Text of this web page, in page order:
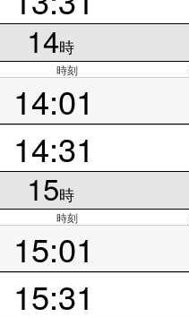
14時
時刻
14:01
14:31
15時
時刻
15:01
15:31